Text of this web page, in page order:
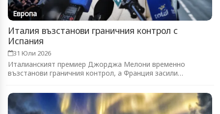
Европа
Италия възстанови граничния контрол с
Испания
31 Юли 2026
Италианският премиер Джорджа Мелони временно
възстанови граничния контрол, а Франция засили